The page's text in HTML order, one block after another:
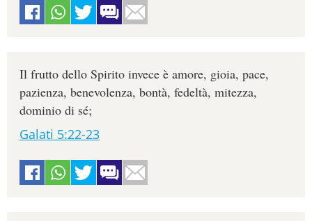
Il frutto dello Spirito invece è amore, gioia, pace,
pazienza, benevolenza, bontà, fedeltà, mitezza,
dominio di sé;
Galati 5:22-23